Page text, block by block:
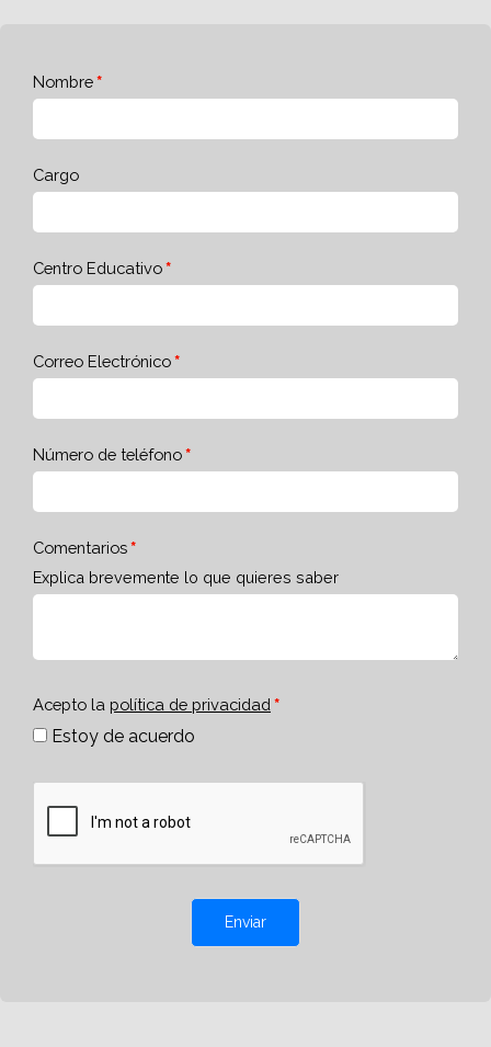
Nombre
Cargo
Centro Educativo
Correo Electrónico
Número de teléfono
Comentarios
Explica brevemente lo que quieres saber
Acepto la política de privacidad
Estoy de acuerdo
Enviar